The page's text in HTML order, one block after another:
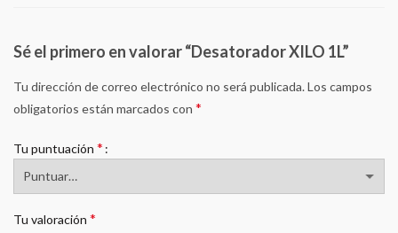
Sé el primero en valorar “Desatorador XILO 1L”
Tu dirección de correo electrónico no será publicada.Los campos
obligatorios están marcados con *
Tu puntuación *
Tu valoración *